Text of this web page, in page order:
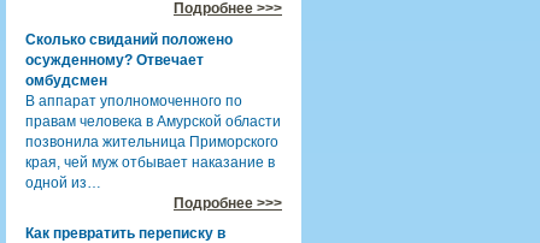
Подробнее >>>
Сколько свиданий положено
осужденному? Отвечает
омбудсмен
В аппарат уполномоченного по
правам человека в Амурской области
позвонила жительница Приморского
края, чей муж отбывает наказание в
одной из…
Подробнее >>>
Как превратить переписку в